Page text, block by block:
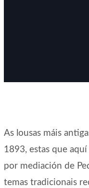
As lousas máis
1893, estas que
por mediación de
temas tradicionais